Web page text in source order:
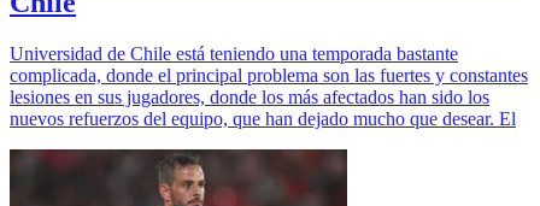
Universidad de Chile está teniendo una temporada bastante
complicada, donde el principal problema son las fuertes y constantes
lesiones en sus jugadores, donde los más afectados han sido los
nuevos refuerzos del equipo, que han dejado mucho que desear. El